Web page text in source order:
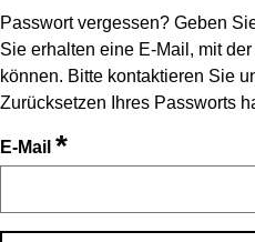
Passwort vergessen? Geben
Sie erhalten eine E-Mail, mit
können. Bitte kontaktieren Sie
Zurücksetzen Ihres Passworts
E-Mail *